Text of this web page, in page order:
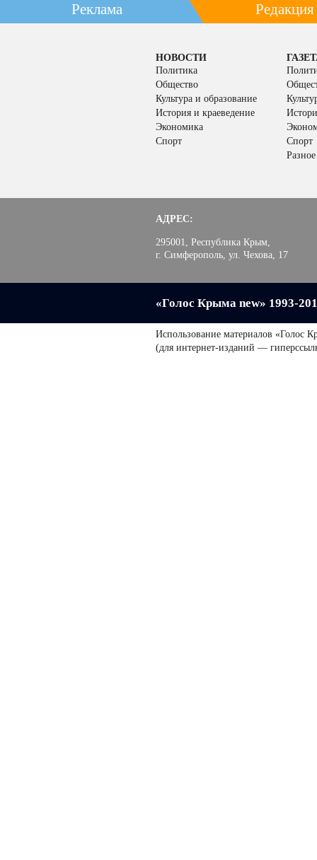
Реклама Редакция
НОВОСТИ
Политика
Общество
Культура и образование
История и краеведение
Экономика
Спорт
Спорт
Разное
АДРЕС:
295001, Республика Крым,
г. Симферополь, ул. Чехова, 17
«Голос Крыма new» 1993-
Использование материалов «Голос
(для интернет-изданий —